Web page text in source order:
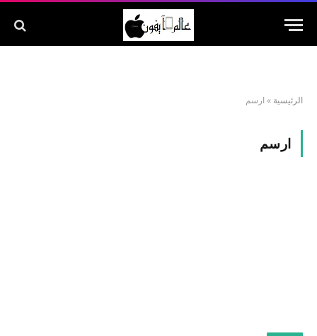
الرئيسية » ارسم
ارسم